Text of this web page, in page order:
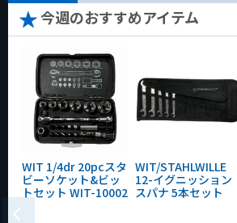
今週のおすすめアイテム
WIT 1/4dr 20pcスタ
ビーソケット&ビッ
トセット WIT-10002
WIT/STAHLWILLE
12-イグニッション
スパナ 5本セット